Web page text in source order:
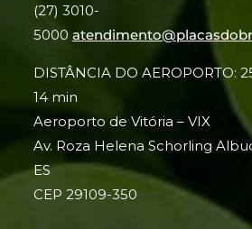
(27) 3010-
5000
DISTÂNCIA DO AEROPORTO:
14 min
Aeroporto de Vitória – VIX
Av. Roza Helena Schorling
ES
CEP 29109-350